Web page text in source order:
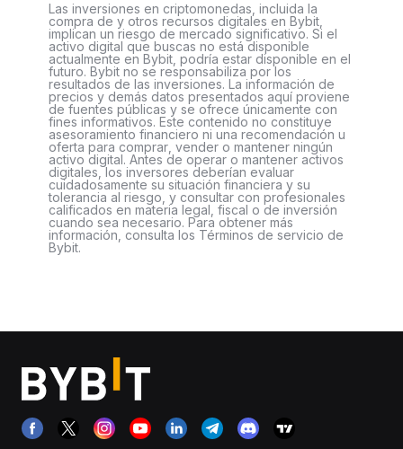
Las inversiones en criptomonedas, incluida la
compra de y otros recursos digitales en Bybit,
implican un riesgo de mercado significativo. Si el
activo digital que buscas no está disponible
actualmente en Bybit, podría estar disponible en el
futuro. Bybit no se responsabiliza por los
resultados de las inversiones. La información de
precios y demás datos presentados aquí proviene
de fuentes públicas y se ofrece únicamente con
fines informativos. Este contenido no constituye
asesoramiento financiero ni una recomendación u
oferta para comprar, vender o mantener ningún
activo digital. Antes de operar o mantener activos
digitales, los inversores deberían evaluar
cuidadosamente su situación financiera y su
tolerancia al riesgo, y consultar con profesionales
calificados en materia legal, fiscal o de inversión
cuando sea necesario. Para obtener más
información, consulta los Términos de servicio de
Bybit.